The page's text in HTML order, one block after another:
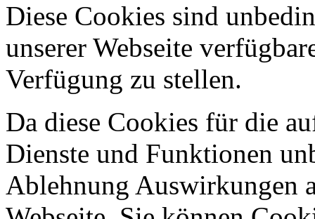
Diese Cookies sind
unserer Webseite
Verfügung zu stellen.
Da diese Cookies für die
Dienste und Funktionen
Ablehnung Auswirkungen